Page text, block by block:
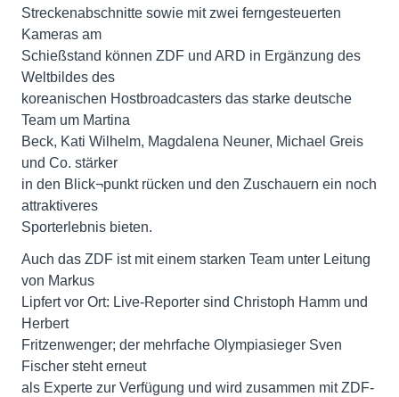
Streckenabschnitte sowie mit zwei ferngesteuerten
Kameras am
Schießstand können ZDF und ARD in Ergänzung des
Weltbildes des
koreanischen Hostbroadcasters das starke deutsche
Team um Martina
Beck, Kati Wilhelm, Magdalena Neuner, Michael Greis
und Co. stärker
in den Blick¬punkt rücken und den Zuschauern ein noch
attraktiveres
Sporterlebnis bieten.
Auch das ZDF ist mit einem starken Team unter Leitung
von Markus
Lipfert vor Ort: Live-Reporter sind Christoph Hamm und
Herbert
Fritzenwenger; der mehrfache Olympiasieger Sven
Fischer steht erneut
als Experte zur Verfügung und wird zusammen mit ZDF-